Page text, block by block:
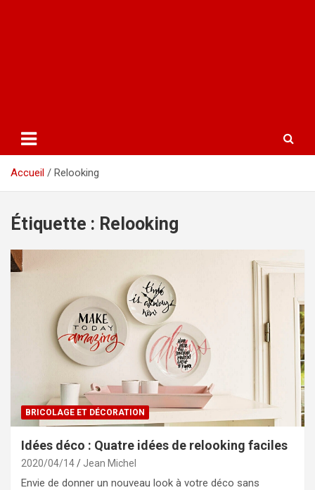
Accueil Relooking
Étiquette : Relooking
BRICOLAGE ET DÉCORATION
Idées déco : Quatre idées de relooking faciles
2020/04/14 Jean Michel
Envie de donner un nouveau look à votre déco sans